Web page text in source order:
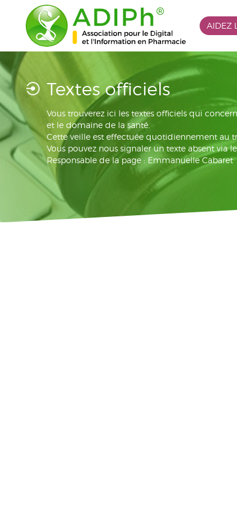
AIDEZ
Textes officiels
Vous trouverez ici les textes officiels qui
et le domaine de la santé.
Cette veille est effectuée quotidiennement au
Vous pouvez nous signaler un texte absent via
Responsable de la page : Emmanuelle Cabaret